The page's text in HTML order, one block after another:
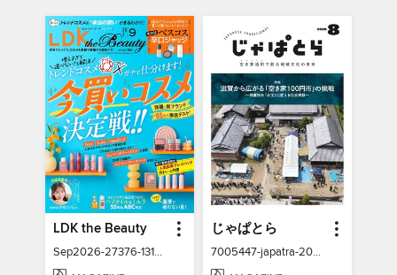
LDK the Beauty
Sep2026-27376-131337211-001-001
じゃぱとら
7005447-japatra-2026-08